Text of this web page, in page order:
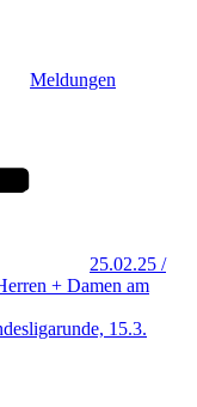
Meldungen
25.02.25 /
+ Damen am
15.3.